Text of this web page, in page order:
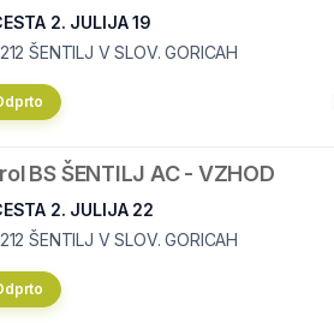
2. JULIJA 19
ŠENTILJ V SLOV. GORICAH
BS ŠENTILJ AC - VZHOD
2. JULIJA 22
ŠENTILJ V SLOV. GORICAH